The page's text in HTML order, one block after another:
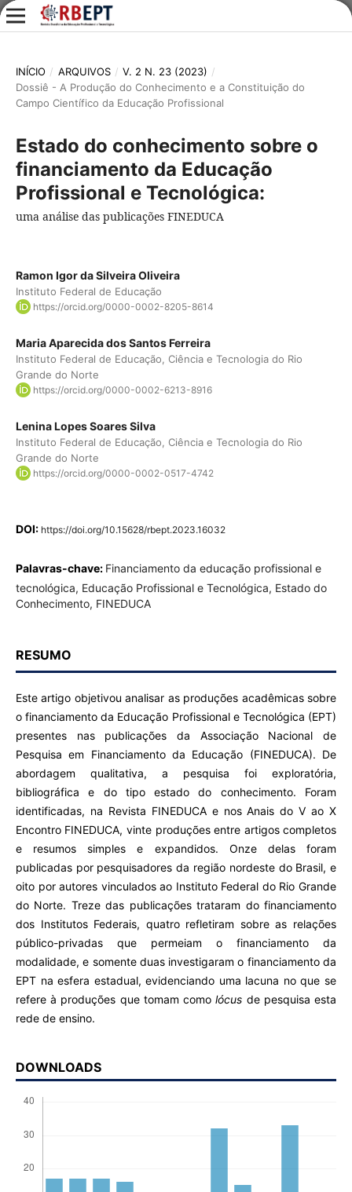
INÍCIO / ARQUIVOS / V. 2 N. 23 (2023) /
Dossiê - A Produção do Conhecimento e a Constituição do
Campo Científico da Educação Profissional
Estado do conhecimento sobre o
financiamento da Educação
Profissional e Tecnológica:
uma análise das publicações FINEDUCA
Ramon Igor da Silveira Oliveira
Instituto Federal de Educação
https://orcid.org/0000-0002-8205-8614
Maria Aparecida dos Santos Ferreira
Instituto Federal de Educação, Ciência e Tecnologia do Rio
Grande do Norte
https://orcid.org/0000-0002-6213-8916
Lenina Lopes Soares Silva
Instituto Federal de Educação, Ciência e Tecnologia do Rio
Grande do Norte
https://orcid.org/0000-0002-0517-4742
DOI: https://doi.org/10.15628/rbept.2023.16032
Palavras-chave: Financiamento da educação profissional e
tecnológica, Educação Profissional e Tecnológica, Estado do
Conhecimento, FINEDUCA
RESUMO
Este artigo objetivou analisar as produções acadêmicas sobre
o financiamento da Educação Profissional e Tecnológica (EPT)
presentes nas publicações da Associação Nacional de
Pesquisa em Financiamento da Educação (FINEDUCA). De
abordagem qualitativa, a pesquisa foi exploratória,
bibliográfica e do tipo estado do conhecimento. Foram
identificadas, na Revista FINEDUCA e nos Anais do V ao X
Encontro FINEDUCA, vinte produções entre artigos completos
e resumos simples e expandidos. Onze delas foram
publicadas por pesquisadores da região nordeste do Brasil, e
oito por autores vinculados ao Instituto Federal do Rio Grande
do Norte. Treze das publicações trataram do financiamento
dos Institutos Federais, quatro refletiram sobre as relações
público-privadas que permeiam o financiamento da
modalidade, e somente duas investigaram o financiamento da
EPT na esfera estadual, evidenciando uma lacuna no que se
refere à produções que tomam comolócus de pesquisa esta
rede de ensino.
DOWNLOADS